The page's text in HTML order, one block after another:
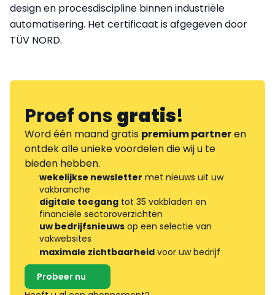
design en procesdiscipline binnen industriële
automatisering. Het certificaat is afgegeven door
TÜV NORD.
Proef onsgratis!
Word één maand gratis premium partneren
ontdek alle unieke voordelen die wij u te
bieden hebben.
wekelijkse newsletter met nieuws uit uw
vakbranche
digitale toegang tot 35 vakbladen en
financiële sectoroverzichten
uw bedrijfsnieuws op een selectie van
vakwebsites
maximale zichtbaarheid voor uw bedrijf
Probeer nu